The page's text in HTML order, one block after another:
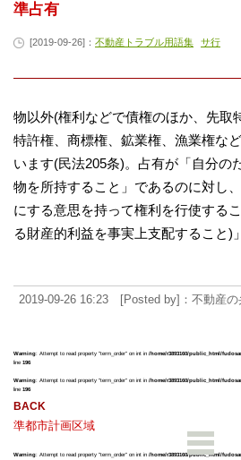
準占有
[2019-09-26]： 不動産トラブル用語集 サ行
物以外(権利などで債権のほか、先取
特許権、商標権、鉱業権、漁業権な
います(民法205条)。占有が「自分の
物を所持すること」であるのに対し
にする意思を持って権利を行使する
る財産的利益を事実上支配すること)
2019-09-26 16:23 [Posted by]：不動産の
Warning: Attempt to read property "term_order" on int in /home/r3893160/public_html/
line 196
Warning: Attempt to read property "term_order" on int in /home/r3893160/public_html/
line 196
準都市計画区域
Warning: Attempt to read property "term_order" on int in /home/r3893160/public_html/